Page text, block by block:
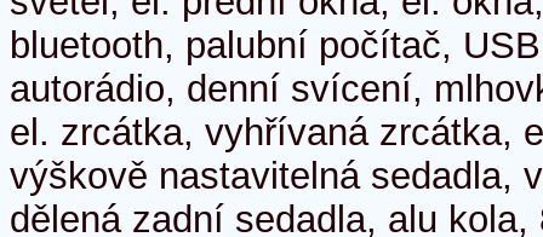
bluetooth, palubní počítač,
autorádio, denní svícení,
el. zrcátka, vyhřívaná zrcátka,
výškově nastavitelná sedadla,
dělená zadní sedadla, alu